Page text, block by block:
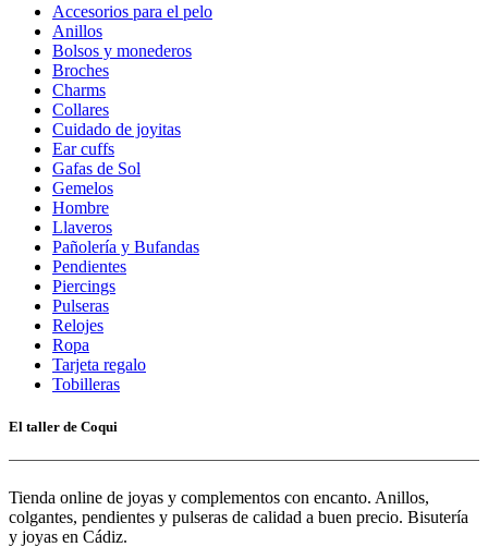
Accesorios para el pelo
Anillos
Bolsos y monederos
Broches
Charms
Collares
Cuidado de joyitas
Ear cuffs
Gafas de Sol
Gemelos
Hombre
Llaveros
Pañolería y Bufandas
Pendientes
Piercings
Pulseras
Relojes
Ropa
Tarjeta regalo
Tobilleras
El taller de Coqui
Tienda online de joyas y complementos con encanto. Anillos,
colgantes, pendientes y pulseras de calidad a buen precio. Bisutería
y joyas en Cádiz.